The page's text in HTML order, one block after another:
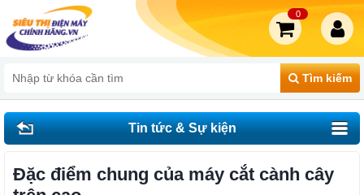
Tìm kiếm
0
Tin tức & Sự kiện
Đặc điểm chung của máy cắt cành cây